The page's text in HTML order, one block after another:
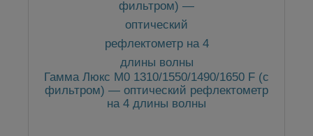
Гамма Люкс M0 1310/1550/1490/1650 F (с
фильтром) — оптический рефлектометр
на 4 длины волны